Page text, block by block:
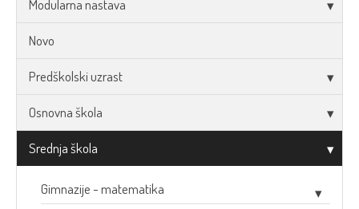
Modularna nastava
Novo
Predškolski uzrast
Osnovna škola
Srednja škola
Gimnazije - matematika